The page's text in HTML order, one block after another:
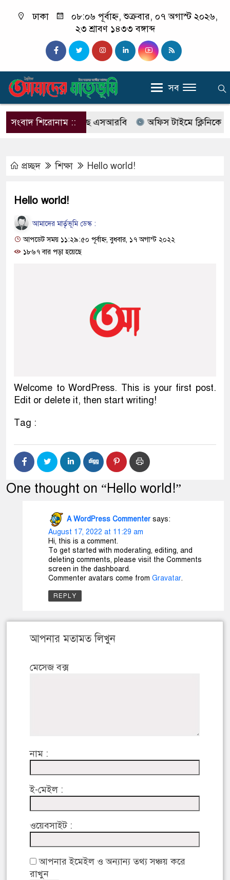
ঢাকা
০৮:০৬ পূর্বাহ্ন, শুক্রবার, ০৭ অগাস্ট ২০২৬,
২৩ শ্রাবণ ১৪৩৩ বঙ্গাব্দ
সব
সংবাদ শিরোনাম ::
নাম বদলে আসছে এসআরবি অফিস টাইমে ক্লিনিকে রোগী
প্রচ্ছদ শিক্ষা Hello world!
Hello world!
আমাদের মার্তৃভূমি ডেস্ক :
আপডেট সময় ১১:২৯:৫০ পূর্বাহ্ন, বুধবার, ১৭ অগাস্ট ২০২২
১৮৬৭ বার পড়া হয়েছে
Welcome to WordPress. This is your first post.
Edit or delete it, then start writing!
Tag :
One thought on “Hello world!”
A WordPress Commenter says:
August 17, 2022 at 11:29 am
Hi, this is a comment.
To get started with moderating, editing, and
deleting comments, please visit the Comments
screen in the dashboard.
Commenter avatars come from Gravatar.
REPLY
আপনার মতামত লিখুন
মেসেজ বক্স
নাম :
ই-মেইল :
ওয়েবসাইট :
আপনার ইমেইল ও অন্যান্য তথ্য সঞ্চয় করে
রাখুন